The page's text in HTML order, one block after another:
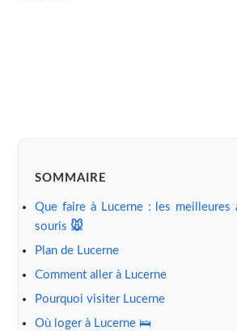
SOMMAIRE
Que faire à Lucerne : les meilleures
souris 🐭
Plan de Lucerne
Comment aller à Lucerne
Pourquoi visiter Lucerne
Où loger à Lucerne 🛌